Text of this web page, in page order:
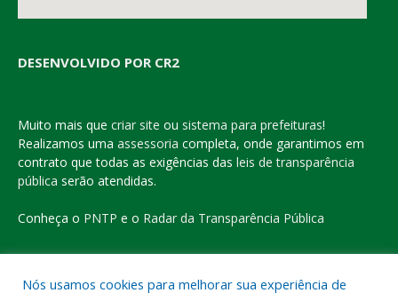
DESENVOLVIDO POR CR2
Muito mais que criar site ou sistema para prefeituras!
Realizamos uma assessoria completa, onde garantimos em
contrato que todas as exigências das leis de transparência
pública serão atendidas.
Conheça o PNTP e o Radar da Transparência Pública
Nós usamos cookies para melhorar sua experiência de